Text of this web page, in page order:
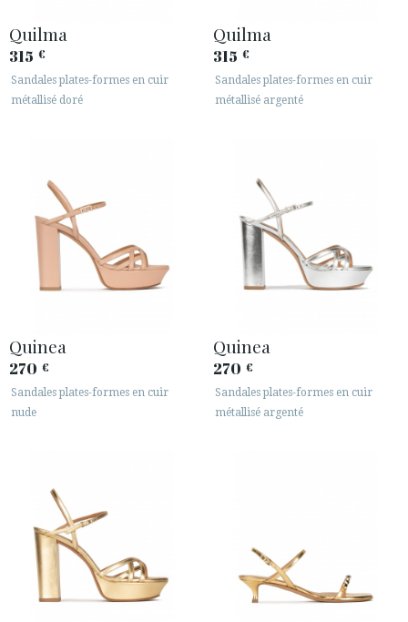
Quilma
315 €
Sandales plates-formes en cuir
métallisé doré
Quilma
315 €
Sandales plates-formes en cuir
métallisé argenté
Quinea
270 €
Sandales plates-formes en cuir
nude
Quinea
270 €
Sandales plates-formes en cuir
métallisé argenté